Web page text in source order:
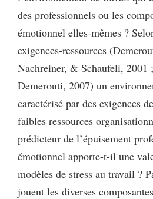
des professionnels ou les
émotionnel elles-mêmes ?
exigences-ressources
Nachreiner, & Schaufeli,
Demerouti, 2007) un
caractérisé par des exigences
faibles ressources
prédicteur de l’épuisement
émotionnel apporte-t-il une
modèles de stress au travail ?
jouent les diverses